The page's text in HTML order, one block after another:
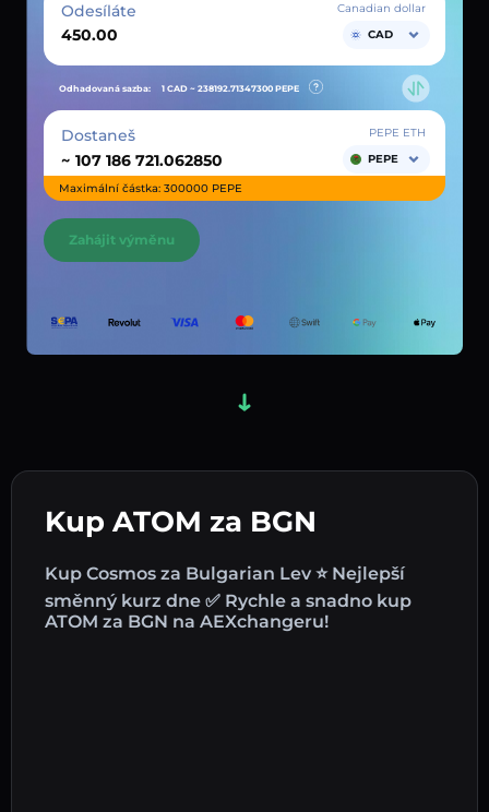
Kup ATOM za BGN
Kup Cosmos za Bulgarian Lev ⭐ Nejlepší
směnný kurz dne ✅ Rychle a snadno kup
ATOM za BGN na AEXchangeru!
Odesíláte
Canadian dollar
CAD
Odhadovaná sazba: 1 CAD ~ 238192.71347300 PEPE
Dostaneš
~
PEPE ETH
PEPE
Maximální částka: 300000 PEPE
Zahájit výměnu